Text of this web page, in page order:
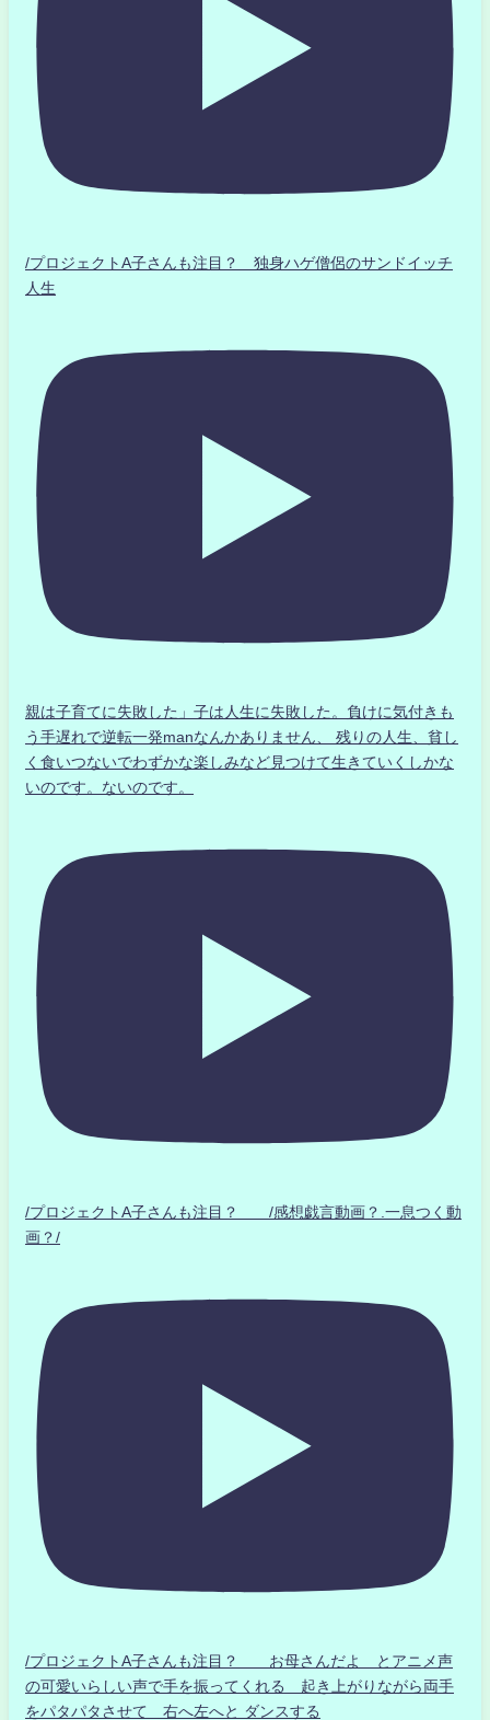
/プロジェクトA子さんも注目？ 独身ハゲ僧侶のサンドイッチ
人生
親は子育てに失敗した」子は人生に失敗した。負けに気付きも
う手遅れで逆転一発manなんかありません、 残りの人生、貧し
く食いつないでわずかな楽しみなど見つけて生きていくしかな
いのです。ないのです。
/プロジェクトA子さんも注目？ /感想戯言動画？.一息つく動
画？/
/プロジェクトA子さんも注目？ お母さんだよ とアニメ声
の可愛いらしい声で手を振ってくれる 起き上がりながら両手
をパタパタさせて 右へ左へと ダンスする